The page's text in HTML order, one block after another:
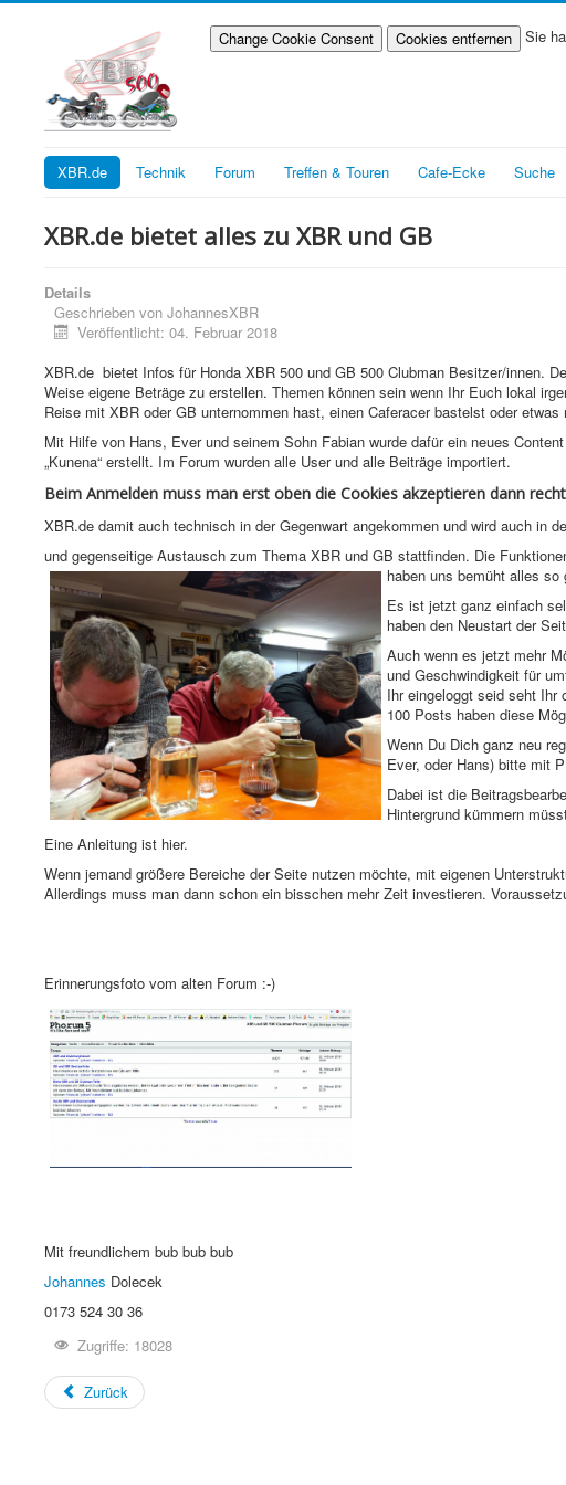
Change Cookie Consent Cookies entfernen Sie
XBR.de Technik Forum Treffen & Touren Cafe-Ecke Suche
XBR.de bietet alles zu XBR und GB
Details
Geschrieben von JohannesXBR
Veröffentlicht: 04. Februar 2018
XBR.de bietet Infos für Honda XBR 500 und GB 500 Clubman Besitzer/innen.
Weise eigene Beträge zu erstellen. Themen können sein wenn Ihr Euch lokal
Reise mit XBR oder GB unternommen hast, einen Caferacer bastelst oder
Mit Hilfe von Hans, Ever und seinem Sohn Fabian wurde dafür ein neues
„Kunena“ erstellt. Im Forum wurden alle User und alle Beiträge importiert.
Beim Anmelden muss man erst oben die Cookies akzeptieren dann
XBR.de damit auch technisch in der Gegenwart angekommen und wird auch in
und gegenseitige Austausch zum Thema XBR und GB stattfinden. Die
haben uns bemüht alles
Es ist jetzt ganz einfach
haben den Neustart der
Auch wenn es jetzt mehr
und Geschwindigkeit für
Ihr eingeloggt seid seht Ihr
100 Posts haben diese
Wenn Du Dich ganz neu
Ever, oder Hans) bitte mit
Dabei ist die
Hintergrund kümmern
Eine Anleitung ist hier.
Wenn jemand größere Bereiche der Seite nutzen möchte, mit eigenen
Allerdings muss man dann schon ein bisschen mehr Zeit investieren.
Erinnerungsfoto vom alten Forum :-)
Mit freundlichem bub bub bub
Johannes Dolecek
0173 524 30 36
Zugriffe: 18028
Zurück